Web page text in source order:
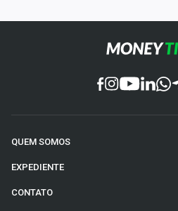
QUEM SOMOS
EXPEDIENTE
CONTATO